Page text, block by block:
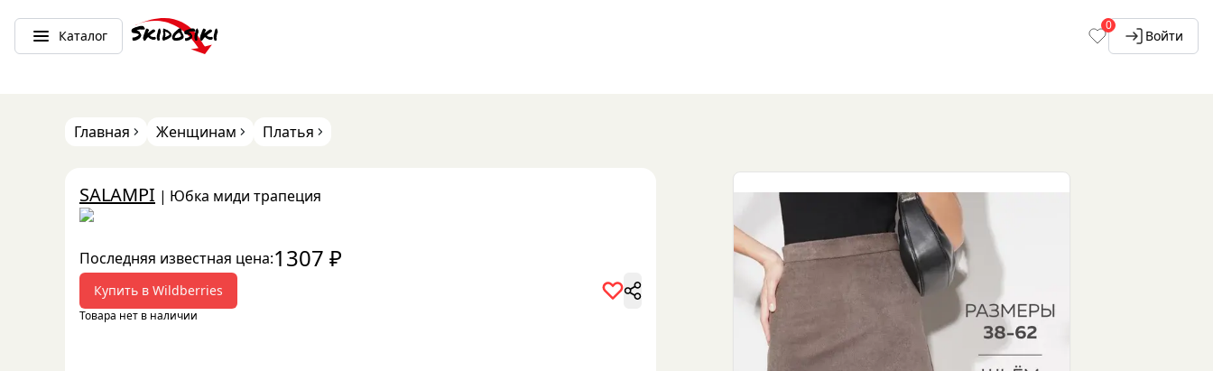
Каталог
0
Войти
Главная Женщинам Платья
SALAMPI | Юбка миди трапеция
Последняя известная цена:1307 ₽
Купить в Wildberries
Товара нет в наличии